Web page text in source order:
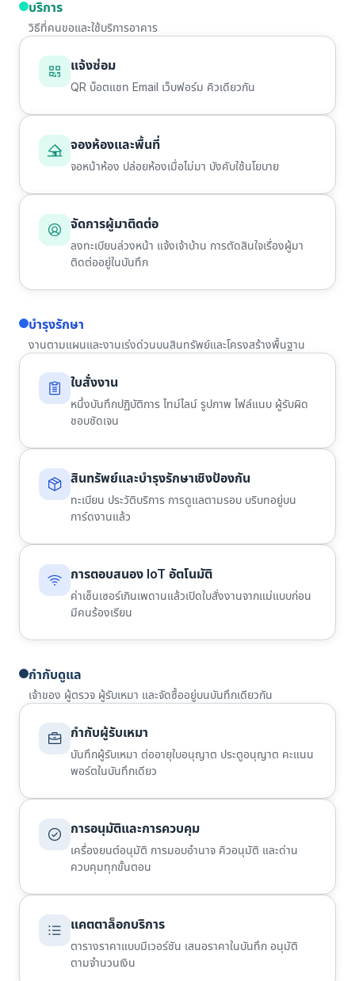
บริการ
วิธีที่คนขอและใช้บริการอาคาร
แจ้งซ่อม
QR บ็อตแชท Email เว็บฟอร์ม คิวเดียวกัน
จองห้องและพื้นที่
จอหน้าห้อง ปล่อยห้องเมื่อไม่มา บังคับใช้นโยบาย
จัดการผู้มาติดต่อ
ลงทะเบียนล่วงหน้า แจ้งเจ้าบ้าน การตัดสินใจเรื่องผู้มา
ติดต่ออยู่ในบันทึก
บำรุงรักษา
งานตามแผนและงานเร่งด่วนบนสินทรัพย์และโครงสร้างพื้นฐาน
ใบสั่งงาน
หนึ่งบันทึกปฏิบัติการ ไทม์ไลน์ รูปภาพ ไฟล์แนบ ผู้รับผิด
ชอบชัดเจน
สินทรัพย์และบำรุงรักษาเชิงป้องกัน
ทะเบียน ประวัติบริการ การดูแลตามรอบ บริบทอยู่บน
การ์ดงานแล้ว
การตอบสนอง IoT อัตโนมัติ
ค่าเซ็นเซอร์เกินเพดานแล้วเปิดใบสั่งงานจากแม่แบบก่อน
มีคนร้องเรียน
กำกับดูแล
เจ้าของ ผู้ตรวจ ผู้รับเหมา และจัดซื้ออยู่บนบันทึกเดียวกัน
กำกับผู้รับเหมา
บันทึกผู้รับเหมา ต่ออายุใบอนุญาต ประตูอนุญาต คะแนน
พอร์ตในบันทึกเดียว
การอนุมัติและการควบคุม
เครื่องยนต์อนุมัติ การมอบอำนาจ คิวอนุมัติ และด่าน
ควบคุมทุกขั้นตอน
แคตตาล็อกบริการ
ตารางราคาแบบมีเวอร์ชัน เสนอราคาในบันทึก อนุมัติ
ตามจำนวนเงิน